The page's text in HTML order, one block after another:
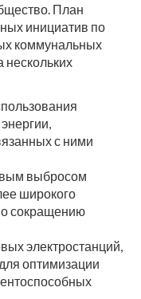
План
инициатив по
коммунальных
нескольких
с ними
выбросом
широкого
сокращению
электростанций,
оптимизации